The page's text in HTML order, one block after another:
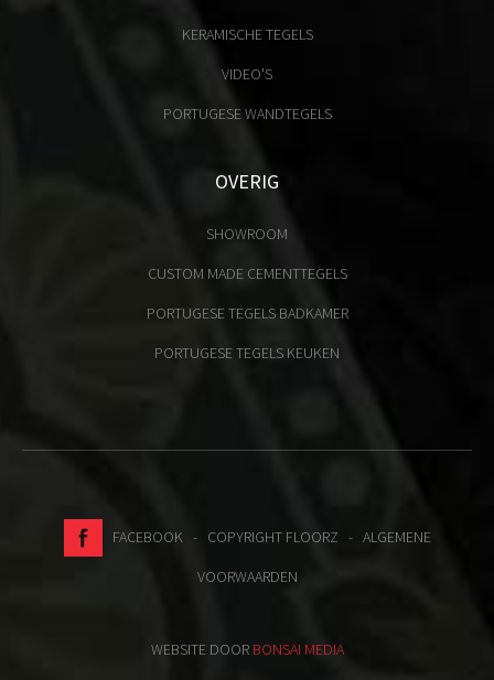
KERAMISCHE TEGELS
VIDEO'S
PORTUGESE WANDTEGELS
OVERIG
SHOWROOM
CUSTOM MADE CEMENTTEGELS
PORTUGESE TEGELS BADKAMER
PORTUGESE TEGELS KEUKEN
FACEBOOK- COPYRIGHT FLOORZ - ALGEMENE
VOORWAARDEN
WEBSITE DOOR BONSAI MEDIA